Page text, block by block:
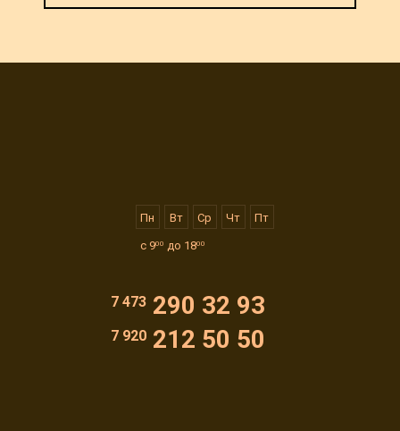
Пн Вт Ср Чт Пт
с 900 до 1800
7 473290 32 93
7 920212 50 50